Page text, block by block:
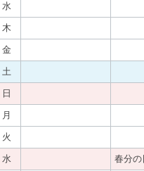
水
木
金
土
日
月
火
水 春分の